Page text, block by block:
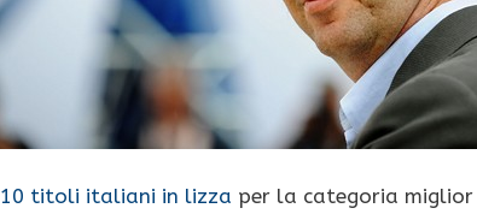
10 titoli italiani in lizza per la categoria